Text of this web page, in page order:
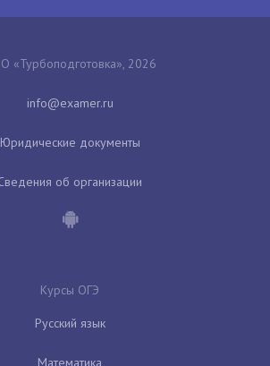
«Турбоподготовка», 2026
Юридические документы
об организации
Курсы ОГЭ
Русский язык
Математика